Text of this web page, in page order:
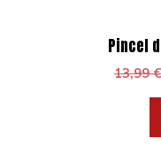
Pincel
13,99€